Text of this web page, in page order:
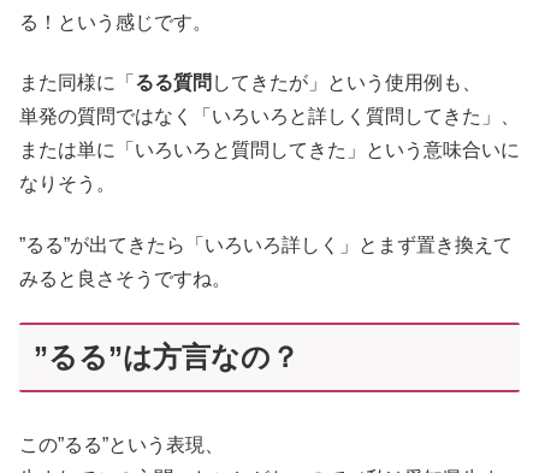
る！という感じです。
また同様に「 るる質問 してきたが」という使用例も、
単発の質問ではなく「いろいろと詳しく質問してきた」、
または単に「いろいろと質問してきた」という意味合いに
なりそう。
”るる”が出てきたら「いろいろ詳しく」とまず置き換えて
みると良さそうですね。
”るる”は方言なの？
この”るる”という表現、